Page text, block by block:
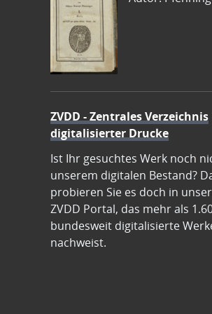
ZVDD - Zentrales Verzeichnis
digitalisierter Drucke
Ist Ihr gesuchtes Werk noch
unserem digitalen Bestand?
probieren Sie es doch in
ZVDD Portal, das mehr als
bundesweit digitalisierte
nachweist.